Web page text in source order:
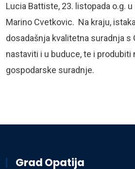
Lucia Battiste, 23. listopada o.g.
Marino Cvetkovic. Na kraju,
dosadašnja kvalitetna suradnja s
nastaviti i u buduce, te i produbiti
gospodarske suradnje.
Grad Opatija